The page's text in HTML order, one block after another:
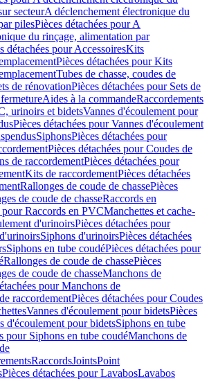
secteurA déclenchement électronique du
pilesPièces détachées pour A
du rinçage, alimentation par
détachées pour AccessoiresKits
Pièces détachées pour Kits
Tubes de chasse, coudes de
de rénovationPièces détachées pour Sets de
Aides à la commandeRaccordements
urinoirs et bidetsVannes d'écoulement pour
Pièces détachées pour Vannes d'écoulement
SiphonsPièces détachées pour
Pièces détachées pour Coudes de
de raccordementPièces détachées pour
Kits de raccordementPièces détachées
Rallonges de coude de chassePièces
de coude de chasseRaccords en
pour Raccords en PVCManchettes et cache-
d'urinoirsPièces détachées pour
Siphons d'urinoirsPièces détachées
Siphons en tube coudéPièces détachées pour
Rallonges de coude de chassePièces
de coude de chasseManchons de
pour Manchons de
raccordementPièces détachées pour Coudes
Vannes d'écoulement pour bidetsPièces
d'écoulement pour bidetsSiphons en tube
pour Siphons en tube coudéManchons de
RaccordsJointsPoint
Pièces détachées pour LavabosLavabos